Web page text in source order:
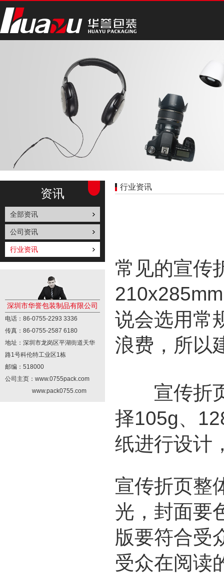
资讯
全部资讯
公司资讯
行业资讯
深圳市华誉包装制品有限公司
电话：86-0755-2293 3336
传真：86-0755-2587 6180
地址：深圳市龙岗区平湖街道天华
路1号科伦特工业区1栋
邮编：518000
公司主页：www.0755pack.com
www.pack0755.com
行业资讯
常见的宣传
说会选用常
浪费，所以
宣传折页
择105g、
纸进行设计
宣传折页整
光，封面要
版要符合受
受众在阅读